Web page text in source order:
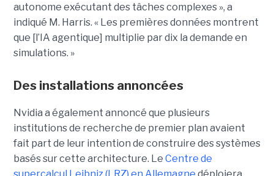
autonome exécutant des tâches complexes », a
indiqué M. Harris. « Les premières données montrent
que [l’IA agentique] multiplie par dix la demande en
simulations. »
Des installations annoncées
Nvidia a également annoncé que plusieurs
institutions de recherche de premier plan avaient
fait part de leur intention de construire des systèmes
basés sur cette architecture. Le Centre de